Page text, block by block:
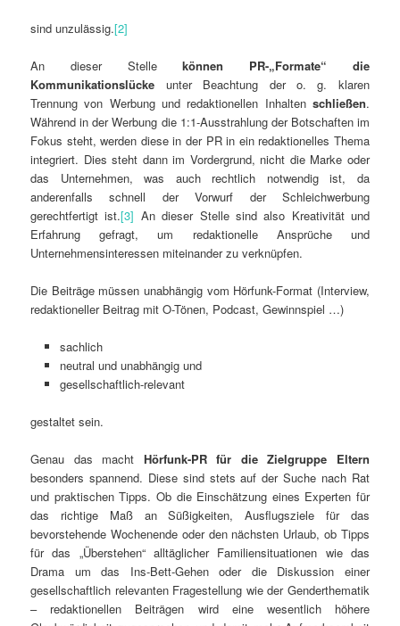
sind unzulässig.[2]
An dieser Stellekönnen PR-„Formate“ die
Kommunikationslücke unter Beachtung der o. g. klaren
Trennung von Werbung und redaktionellen Inhalten schließen.
Während in der Werbung die 1:1-Ausstrahlung der Botschaften im
Fokus steht, werden diese in der PR in ein redaktionelles Thema
integriert. Dies steht dann im Vordergrund, nicht die Marke oder
das Unternehmen, was auch rechtlich notwendig ist, da
anderenfalls schnell der Vorwurf der Schleichwerbung
gerechtfertigt ist.[3] An dieser Stelle sind also Kreativität und
Erfahrung gefragt, um redaktionelle Ansprüche und
Unternehmensinteressen miteinander zu verknüpfen.
Die Beiträge müssen unabhängig vom Hörfunk-Format (Interview,
redaktioneller Beitrag mit O-Tönen, Podcast, Gewinnspiel …)
sachlich
neutral und unabhängig und
gesellschaftlich-relevant
gestaltet sein.
Genau das macht Hörfunk-PR für die Zielgruppe Eltern
besonders spannend. Diese sind stets auf der Suche nach Rat
und praktischen Tipps. Ob die Einschätzung eines Experten für
das richtige Maß an Süßigkeiten, Ausflugsziele für das
bevorstehende Wochenende oder den nächsten Urlaub, ob Tipps
für das „Überstehen“ alltäglicher Familiensituationen wie das
Drama um das Ins-Bett-Gehen oder die Diskussion einer
gesellschaftlich relevanten Fragestellung wie der Genderthematik
– redaktionellen Beiträgen wird eine wesentlich höhere